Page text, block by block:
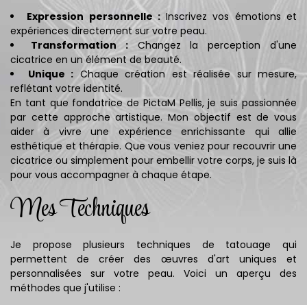
Expression personnelle :Inscrivez vos émotions et
expériences directement sur votre peau.
Transformation :Changez la perception d'une
cicatrice en un élément de beauté.
Unique : Chaque création est réalisée sur mesure,
reflétant votre identité.
En tant que fondatrice de PictaM Pellis, je suis passionnée
par cette approche artistique. Mon objectif est de vous
aider à vivre une expérience enrichissante qui allie
esthétique et thérapie. Que vous veniez pour recouvrir une
cicatrice ou simplement pour embellir votre corps, je suis là
pour vous accompagner à chaque étape.
Mes Techniques
Je propose plusieurs techniques de tatouage qui
permettent de créer des œuvres d'art uniques et
personnalisées sur votre peau. Voici un aperçu des
méthodes que j'utilise :